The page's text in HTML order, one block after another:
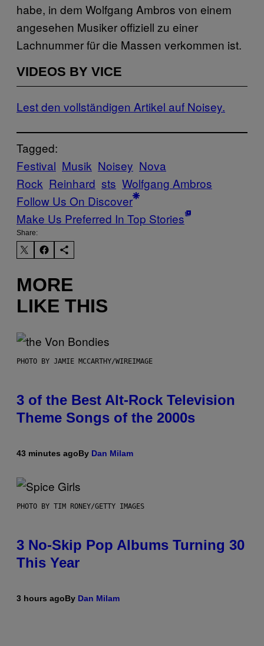
habe, in dem Wolfgang Ambros von einem
angesehen Musiker offiziell zu einer
Lachnummer für die Massen verkommen ist.
VIDEOS BY VICE
Lest den vollständigen Artikel auf Noisey.
Tagged:
Festival Musik Noisey Nova
Rock Reinhard sts Wolfgang Ambros
Follow Us On Discover
Make Us Preferred In Top Stories
Share:
MORE
LIKE THIS
PHOTO BY JAMIE MCCARTHY/WIREIMAGE
3 of the Best Alt-Rock Television
Theme Songs of the 2000s
43 minutes agoBy Dan Milam
PHOTO BY TIM RONEY/GETTY IMAGES
3 No-Skip Pop Albums Turning 30
This Year
3 hours agoBy Dan Milam